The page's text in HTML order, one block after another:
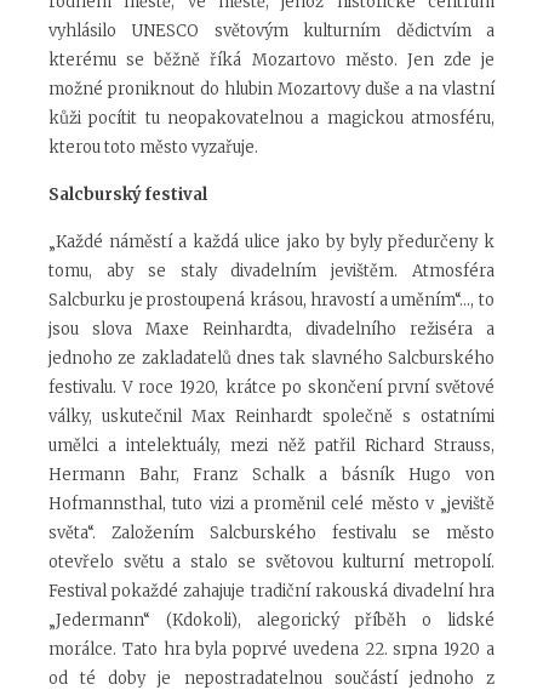
vyhlásilo UNESCO světovým kulturním dědictvím a
kterému se běžně říká Mozartovo město. Jen zde je
možné proniknout do hlubin Mozartovy duše a na vlastní
kůži pocítit tu neopakovatelnou a magickou atmosféru,
kterou toto město vyzařuje.
Salcburský festival
„Každé náměstí a každá ulice jako by byly předurčeny k
tomu, aby se staly divadelním jevištěm. Atmosféra
Salcburku je prostoupená krásou, hravostí a uměním“..., to
jsou slova Maxe Reinhardta, divadelního režiséra a
jednoho ze zakladatelů dnes tak slavného Salcburského
festivalu. V roce 1920, krátce po skončení první světové
války, uskutečnil Max Reinhardt společně s ostatními
umělci a intelektuály, mezi něž patřil Richard Strauss,
Hermann Bahr, Franz Schalk a básník Hugo von
Hofmannsthal, tuto vizi a proměnil celé město v „jeviště
světa“. Založením Salcburského festivalu se město
otevřelo světu a stalo se světovou kulturní metropolí.
Festival pokaždé zahajuje tradiční rakouská divadelní hra
„Jedermann“ (Kdokoli), alegorický příběh o lidské
morálce. Tato hra byla poprvé uvedena 22. srpna 1920 a
od té doby je nepostradatelnou součástí jednoho z